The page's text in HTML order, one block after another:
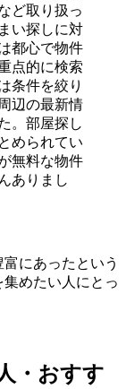
ど取り扱っ
い探しに対
都心で物件
点的に検索
条件を絞り
辺の最新情
。部屋探し
められてい
無料な物件
ありまし
にあったという
めたい人にとっ
・おすす